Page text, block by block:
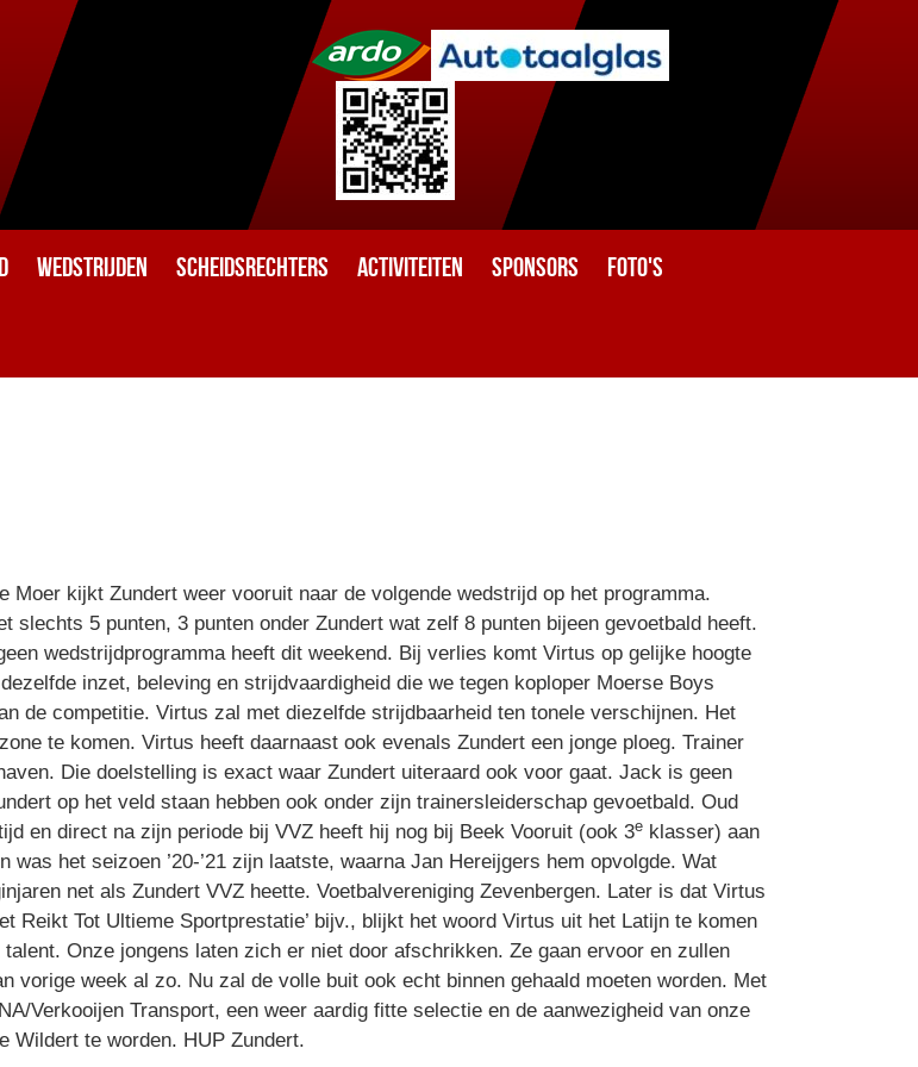
Wedstrijden Scheidsrechters Activiteiten Sponsors Foto's
kijkt Zundert weer vooruit naar de volgende wedstrijd op het programma.
5 punten, 3 punten onder Zundert wat zelf 8 punten bijeen gevoetbald heeft.
wedstrijdprogramma heeft dit weekend. Bij verlies komt Virtus op gelijke hoogte
inzet, beleving en strijdvaardigheid die we tegen koploper Moerse Boys
de competitie. Virtus zal met diezelfde strijdbaarheid ten tonele verschijnen. Het
te komen. Virtus heeft daarnaast ook evenals Zundert een jonge ploeg. Trainer
Die doelstelling is exact waar Zundert uiteraard ook voor gaat. Jack is geen
op het veld staan hebben ook onder zijn trainersleiderschap gevoetbald. Oud
en direct na zijn periode bij VVZ heeft hij nog bij Beek Vooruit (ook 3e klasser) aan
het seizoen ’20-’21 zijn laatste, waarna Jan Hereijgers hem opvolgde. Wat
net als Zundert VVZ heette. Voetbalvereniging Zevenbergen. Later is dat Virtus
Reikt Tot Ultieme Sportprestatie’ bijv., blijkt het woord Virtus uit het Latijn te komen
Onze jongens laten zich er niet door afschrikken. Ze gaan ervoor en zullen
vorige week al zo. Nu zal de volle buit ook echt binnen gehaald moeten worden. Met
Verkooijen Transport, een weer aardig fitte selectie en de aanwezigheid van onze
Wildert te worden. HUP Zundert.